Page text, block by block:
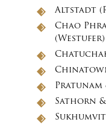
Altstadt
Chao
(Westufer)
Pratunam
Sathorn